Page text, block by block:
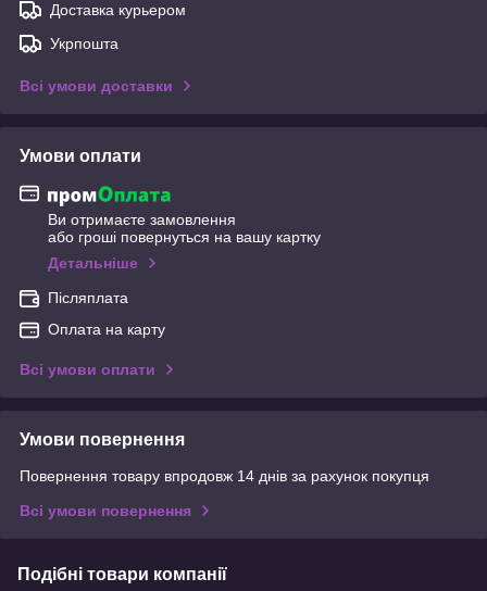
Доставка курьером
Укрпошта
Всі умови доставки
Умови оплати
Ви отримаєте замовлення
або гроші повернуться на вашу картку
Детальніше
Післяплата
Оплата на карту
Всі умови оплати
Умови повернення
Повернення товару впродовж 14 днів за рахунок покупця
Всі умови повернення
Подібні товари компанії